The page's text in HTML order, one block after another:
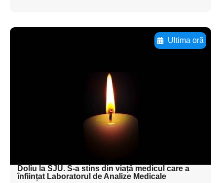
Ultima oră
subtitluAdaugă aici
textul pentru
subtitluAdaugă aici
textul pentru
subtitluAdaugă aici
Doliu la SJU. S-a stins din viață medicul care a
înființat Laboratorul de Analize Medicale